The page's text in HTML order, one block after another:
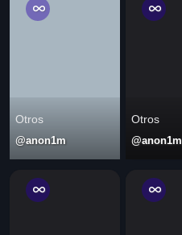
Otros
@anon1m
Otros
@anon1m